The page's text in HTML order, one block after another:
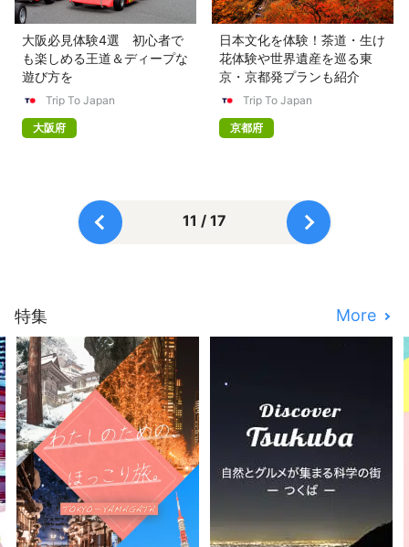
大阪必見体験4選 初心者で
も楽しめる王道＆ディープな
遊び方を
Trip To Japan
大阪府
日本文化を体験！茶道・生け
花体験や世界遺産を巡る東
京・京都発プランも紹介
Trip To Japan
京都府
11 / 17
特集 More